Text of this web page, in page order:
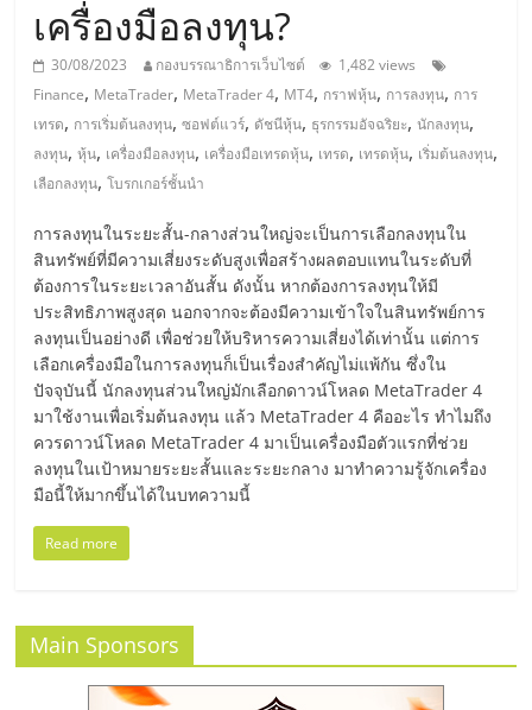
ส
เอ็
มอี
ไทย,
SMEs,
แฟ
รน
ไชส์,
ที่
ปรึกษา
แฟ
เครื่องมือลงทุน?
30/08/2023 กองบรรณาธิการเว็บไซต์
1,482 views
Finance, MetaTrader, MetaTrader 4, MT4, กราฟหุ้น, การลงทุน, การ
เทรด, การเริ่มต้นลงทุน,ซอฟต์แวร์, ดัชนีหุ้น, ธุรกรรมอัจฉริยะ,นักลงทุน,
ลงทุน,หุ้น, เครื่องมือลงทุน, เครื่องมือเทรดหุ้น, เทรด, เทรดหุ้น, เริ่มต้นลงทุน,
เลือกลงทุน,โบรกเกอร์ชั้นนำ
การลงทุนในระยะสั้น-กลางส่วนใหญ่จะเป็นการเลือกลงทุนใน
สินทรัพย์ที่มีความเสี่ยงระดับสูงเพื่อสร้างผลตอบแทนในระดับที่
ต้องการในระยะเวลาอันสั้น ดังนั้น หากต้องการลงทุนให้มี
ประสิทธิภาพสูงสุด นอกจากจะต้องมีความเข้าใจในสินทรัพย์การ
ลงทุนเป็นอย่างดี เพื่อช่วยให้บริหารความเสี่ยงได้เท่านั้น แต่การ
เลือกเครื่องมือในการลงทุนก็เป็นเรื่องสำคัญไม่แพ้กัน ซึ่งใน
ปัจจุบันนี้ นักลงทุนส่วนใหญ่มักเลือกดาวน์โหลด MetaTrader 4
มาใช้งานเพื่อเริ่มต้นลงทุน แล้ว MetaTrader 4 คืออะไร ทำไมถึง
ควรดาวน์โหลด MetaTrader 4 มาเป็นเครื่องมือตัวแรกที่ช่วย
ลงทุนในเป้าหมายระยะสั้นและระยะกลาง มาทำความรู้จักเครื่อง
มือนี้ให้มากขึ้นได้ในบทความนี้
Read more
Main Sponsors